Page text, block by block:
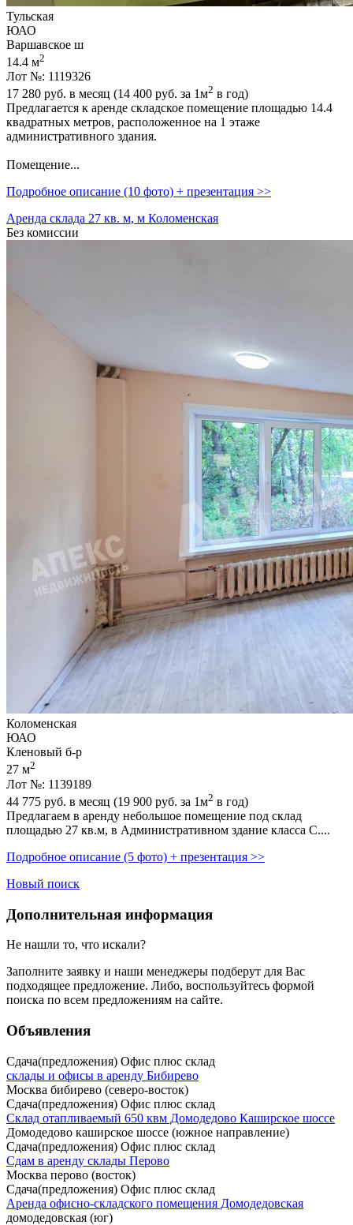
Тульская
ЮАО
Варшавское ш
14.4 м2
Лот №: 1119326
17 280 руб. в месяц (14 400 руб. за 1м2 в год)
Предлагается к аренде складское помещение площадью 14.4
квадратных метров,­ расположенное на 1 этаже
административного здания.
Помещение...
Подробное описание (10 фото) + презентация >>
Аренда склада 27 кв. м, м Коломенская
Без комиссии
Коломенская
ЮАО
Кленовый б-р
27 м2
Лот №: 1139189
44 775 руб. в месяц (19 900 руб. за 1м2 в год)
Предлагаем в аренду небольшое помещение под склад
площадью 27 кв.м,­ в Административном здание класса С....
Подробное описание (5 фото) + презентация >>
Новый поиск
Дополнительная информация
Не нашли то, что искали?
Заполните заявку и наши менеджеры подберут для Вас
подходящее предложение. Либо, воспользуйтесь формой
поиска по всем предложениям на сайте.
Объявления
Сдача(предложения) Офис плюс склад
склады и офисы в аренду Бибирево
Москва бибирево (северо-восток)
Сдача(предложения) Офис плюс склад
Склад отапливаемый 650 квм Домодедово Каширское шоссе
Домодедово каширское шоссе (южное направление)
Сдача(предложения) Офис плюс склад
Сдам в аренду склады Перово
Москва перово (восток)
Сдача(предложения) Офис плюс склад
Аренда офисно-складского помещения Домодедовская
домодедовская (юг)